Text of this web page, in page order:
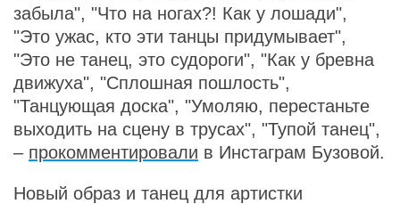
забыла", "Что на ногах?! Как у лошади",
"Это ужас, кто эти танцы придумывает",
"Это не танец, это судороги", "Как у бревна
движуха", "Сплошная пошлость",
"Танцующая доска", "Умоляю, перестаньте
выходить на сцену в трусах", "Тупой танец",
– прокомментировали в Инстаграм Бузовой.
Новый образ и танец для артистки